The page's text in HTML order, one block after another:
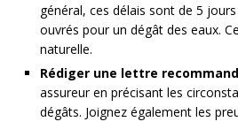
général, ces délais sont de 5
ouvrés pour un dégât des eaux.
naturelle.
Rédiger une lettre
assureur en précisant les
dégâts. Joignez également les